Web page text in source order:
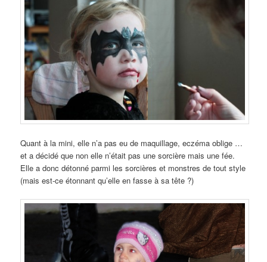
Quant à la mini, elle n’a pas eu de maquillage, eczéma oblige …
et a décidé que non elle n’était pas une sorcière mais une fée.
Elle a donc détonné parmi les sorcières et monstres de tout style
(mais est-ce étonnant qu’elle en fasse à sa tête ?)